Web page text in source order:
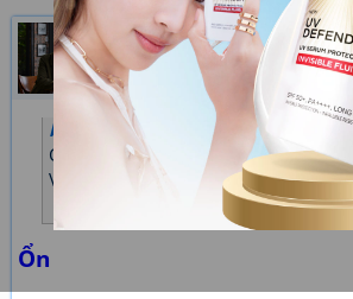
Tuấn Khỉ
Ngày gửi: 08/01/2012 23:17
Có
người thích
buithisonđã viết:
Cuộc sống vốn công bằng
Vì vậy bạn hãy biết thích nghi với nó.
(Bill Gates)
Ổn